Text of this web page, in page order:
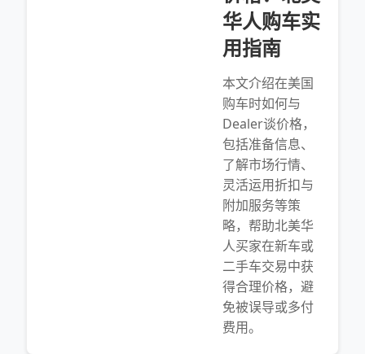
华人购车实
用指南
本文介绍在美国
购车时如何与
Dealer谈价格，
包括准备信息、
了解市场行情、
灵活运用折扣与
附加服务等策
略，帮助北美华
人买家在新车或
二手车交易中获
得合理价格，避
免被误导或多付
费用。